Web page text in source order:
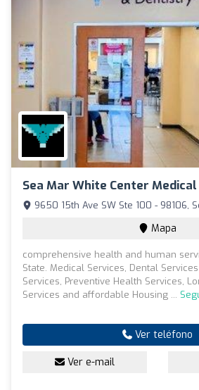
Sea Mar White Center Medical
9650 15th Ave SW Ste 100 - 98106,
Mapa
comprehensive health and human
State. Medical Services, Dental
Services, Preventive Health Services,
Services and affordable Housing ...
Ver teléfono
Ver e-mail